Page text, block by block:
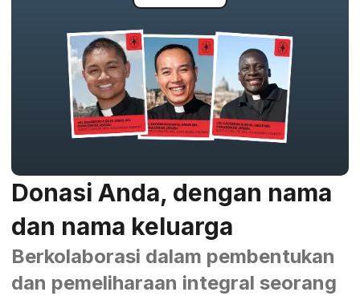
Donasi Anda, dengan nama
dan nama keluarga
Berkolaborasi dalam pembentukan
dan pemeliharaan integral seorang